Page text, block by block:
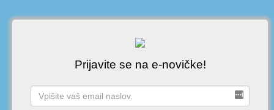
Prijavite se na e-novičke!